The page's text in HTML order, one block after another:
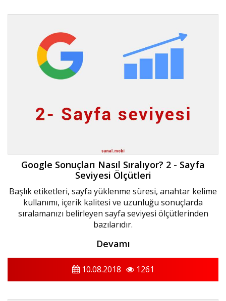
Google Sonuçları Nasıl Sıralıyor? 2 - Sayfa
Seviyesi Ölçütleri
Başlık etiketleri, sayfa yüklenme süresi, anahtar kelime
kullanımı, içerik kalitesi ve uzunluğu sonuçlarda
sıralamanızı belirleyen sayfa seviyesi ölçütlerinden
bazılarıdır.
Devamı
10.08.2018 1261